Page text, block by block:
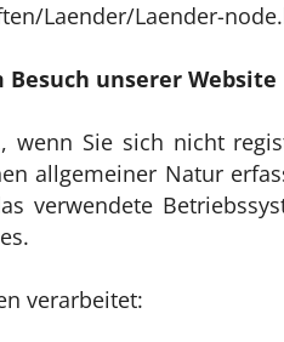
Laender/Laender-
unserer Website
wenn Sie sich nicht
allgemeiner Natur
verwendete
verarbeitet: